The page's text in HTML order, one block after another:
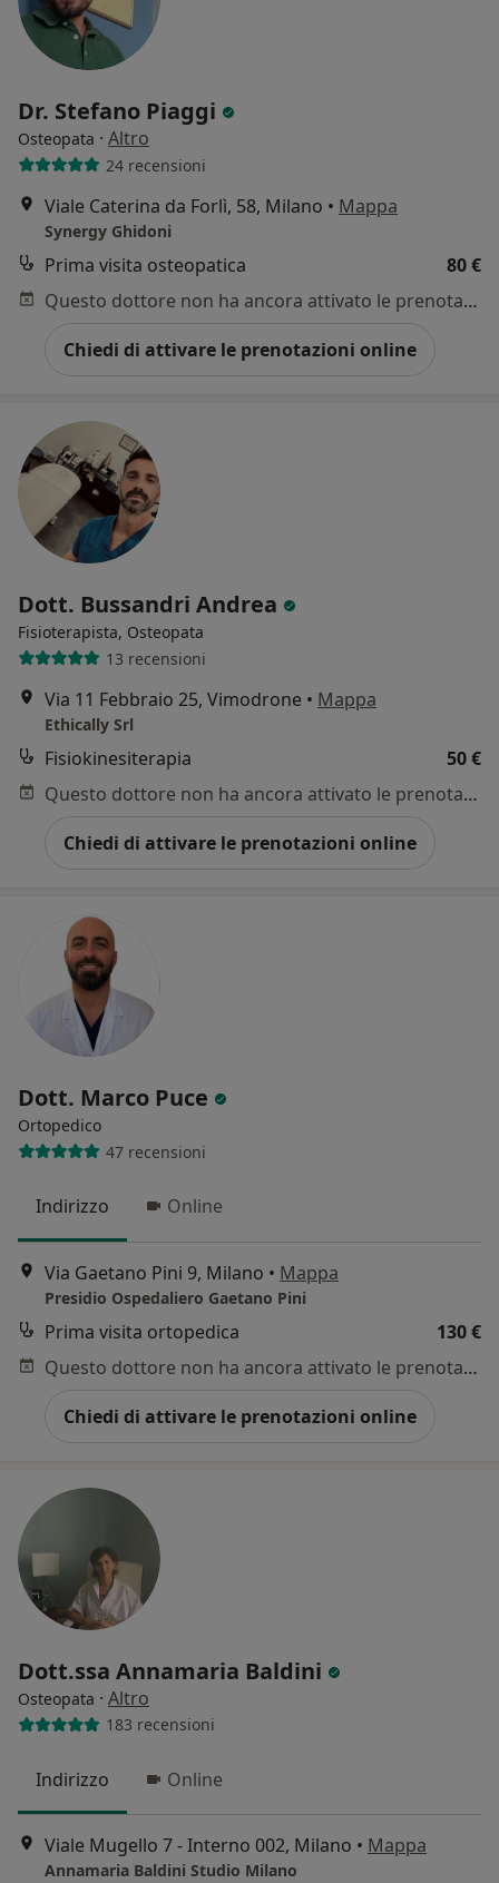
Dr. Stefano Piaggi
Osteopata · Altro
24 recensioni
Viale Caterina da Forlì, 58, Milano • Mappa
Synergy Ghidoni
Prima visita osteopatica
80 €
Questo dottore non ha ancora attivato le prenotazioni online presso questo indirizzo.
Chiedi di attivare le prenotazioni online
Dott. Bussandri Andrea
Fisioterapista, Osteopata
13 recensioni
Via 11 Febbraio 25, Vimodrone • Mappa
Ethically Srl
Fisiokinesiterapia
50 €
Questo dottore non ha ancora attivato le prenotazioni online presso questo indirizzo.
Chiedi di attivare le prenotazioni online
Dott. Marco Puce
Ortopedico
47 recensioni
Indirizzo Online
Via Gaetano Pini 9, Milano • Mappa
Presidio Ospedaliero Gaetano Pini
Prima visita ortopedica
130 €
Questo dottore non ha ancora attivato le prenotazioni online presso questo indirizzo.
Chiedi di attivare le prenotazioni online
Dott.ssa Annamaria Baldini
Osteopata · Altro
183 recensioni
Indirizzo Online
Viale Mugello 7 - Interno 002, Milano • Mappa
Annamaria Baldini Studio Milano